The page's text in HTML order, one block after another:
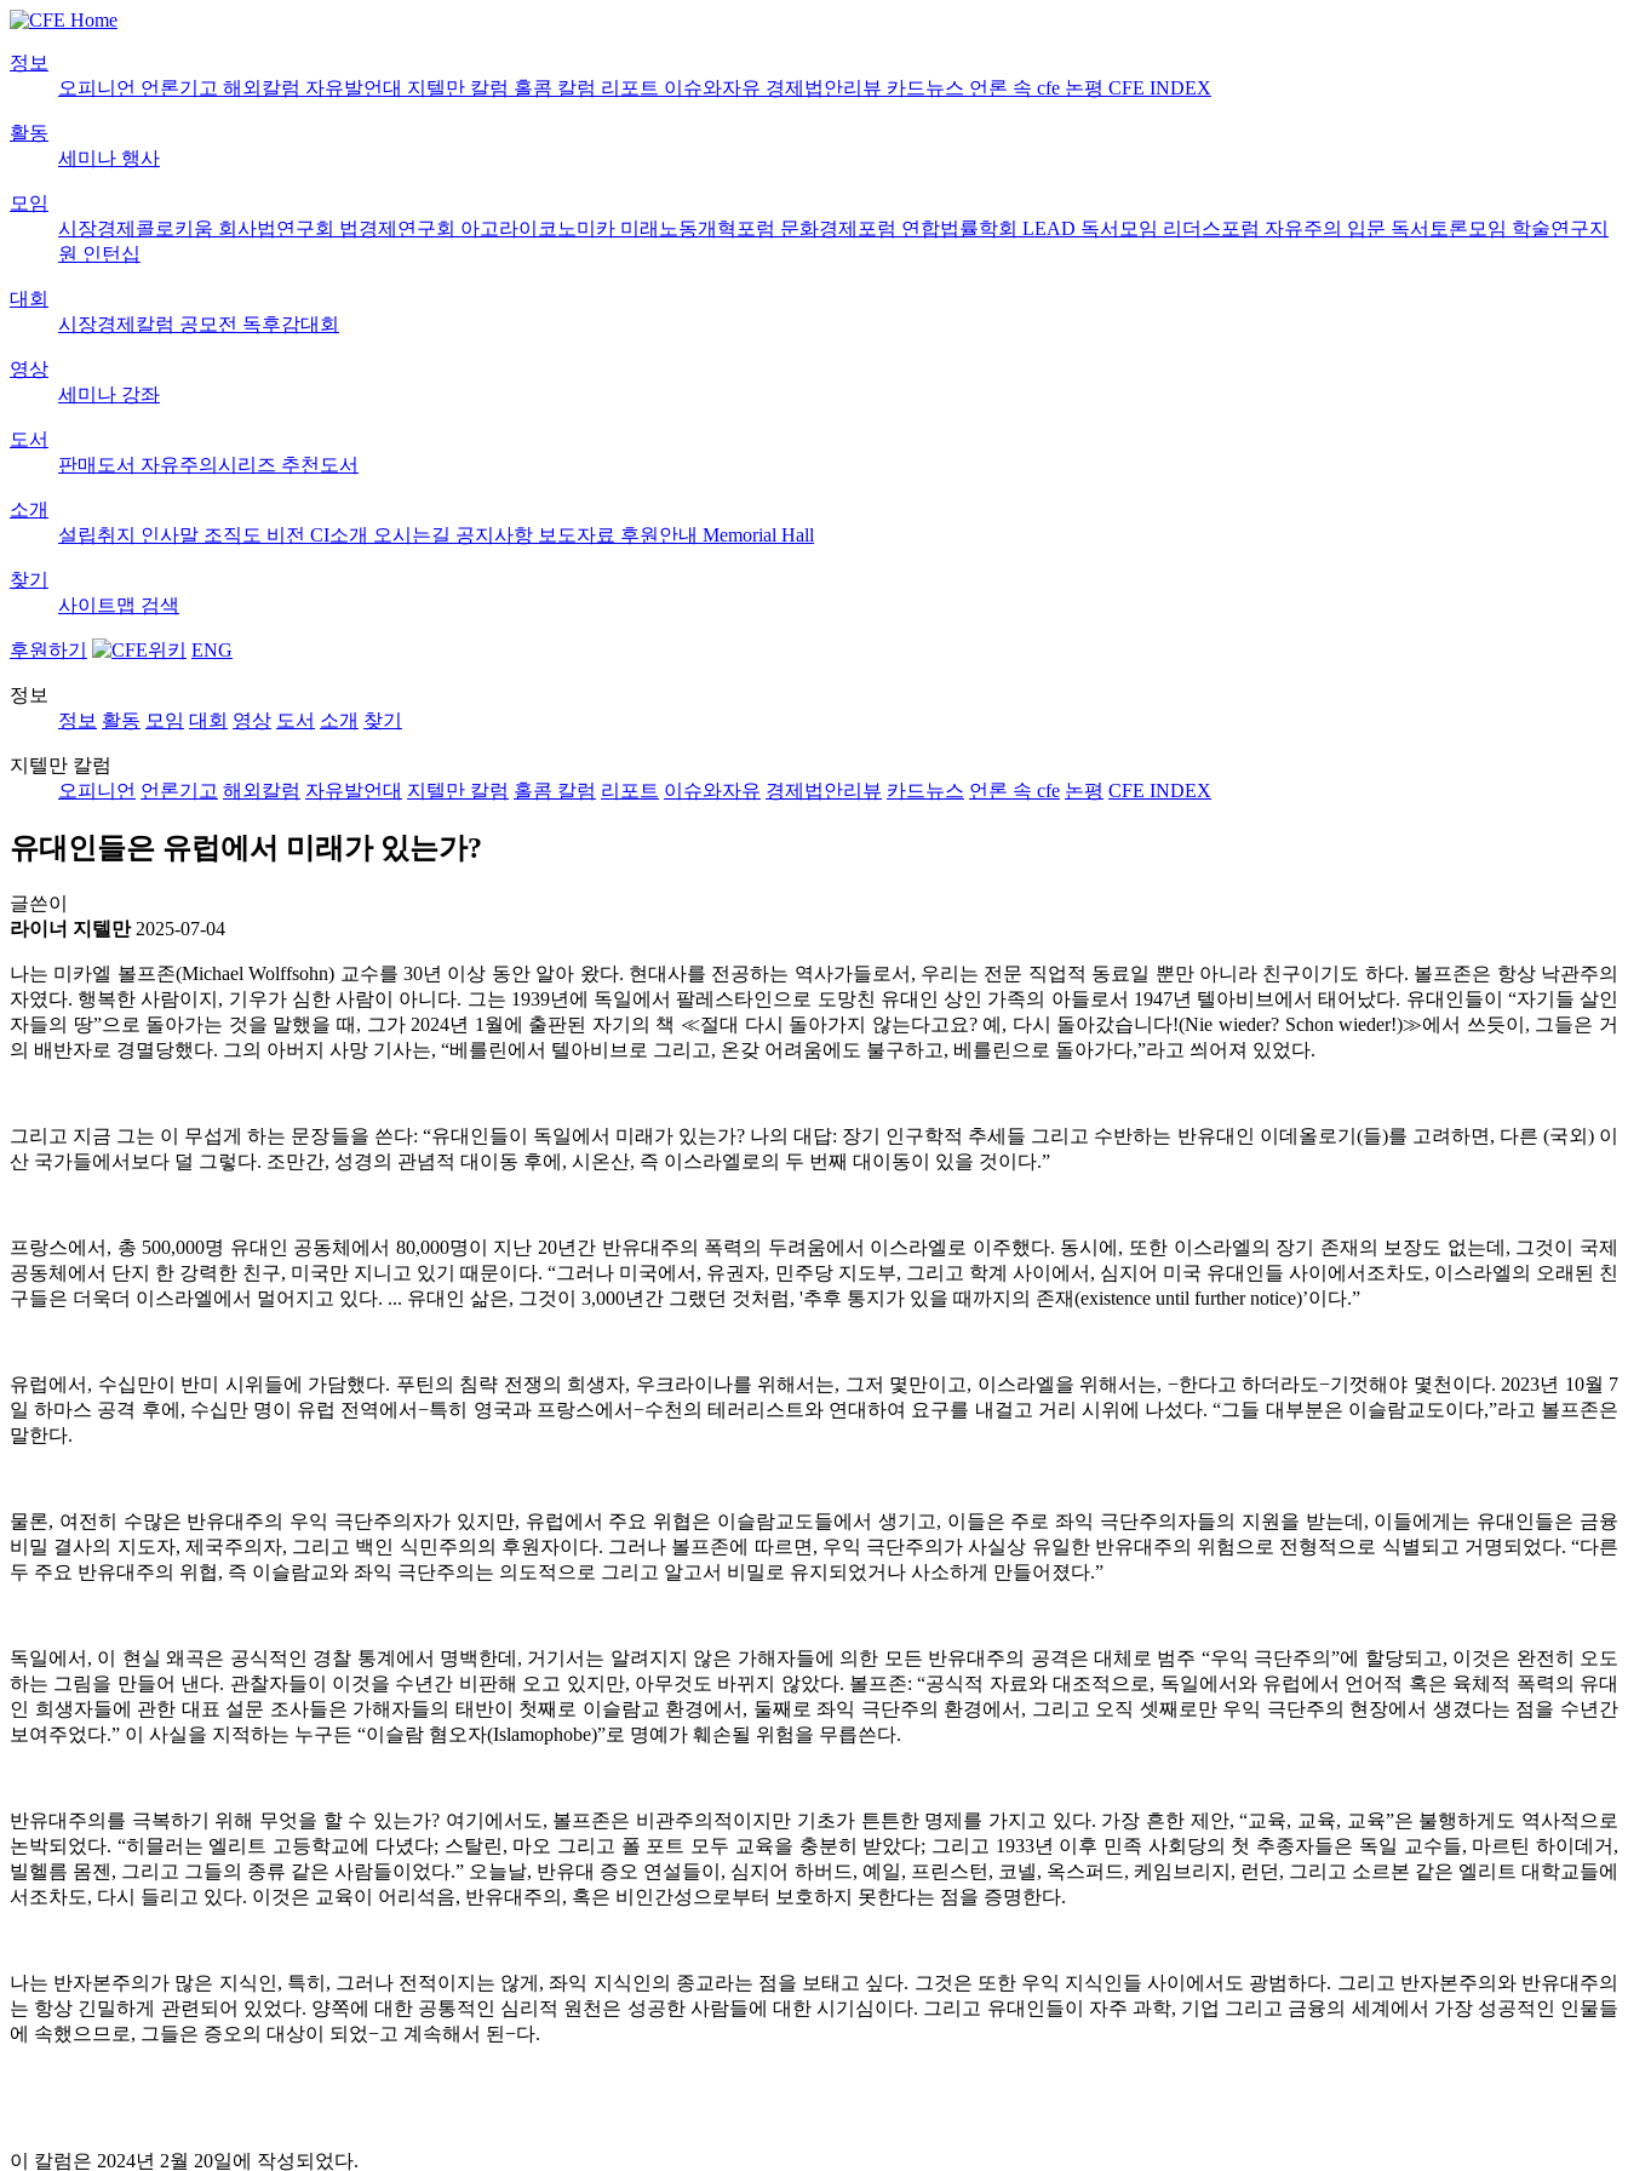
정보
오피니언 언론기고 해외칼럼 자유발언대 지텔만 칼럼 홀콤 칼럼 리포트 이슈와자유 경제법안리뷰 카드뉴스 언론 속 cfe 논평 CFE INDEX
활동
세미나 행사
모임
시장경제콜로키움 회사법연구회 법경제연구회 아고라이코노미카 미래노동개혁포럼 문화경제포럼 연합법률학회 LEAD 독서모임 리더스포럼 자유주의 입문 독서토론모임 학술연구지
원 인턴십
대회
시장경제칼럼 공모전 독후감대회
영상
세미나 강좌
도서
판매도서 자유주의시리즈 추천도서
소개
설립취지 인사말 조직도 비전 CI소개 오시는길 공지사항 보도자료 후원안내 Memorial Hall
찾기
사이트맵 검색
후원하기 ENG
정보
정보 활동 모임 대회 영상 도서 소개 찾기
지텔만 칼럼
오피니언 언론기고 해외칼럼 자유발언대 지텔만 칼럼 홀콤 칼럼 리포트 이슈와자유 경제법안리뷰 카드뉴스 언론 속 cfe 논평 CFE INDEX
유대인들은 유럽에서 미래가 있는가?
글쓴이
라이너 지텔만 2025-07-04
나는 미카엘 볼프존(Michael Wolffsohn) 교수를 30년 이상 동안 알아 왔다. 현대사를 전공하는 역사가들로서, 우리는 전문 직업적 동료일 뿐만 아니라 친구이기도 하다. 볼프존은 항상 낙관주의
자였다. 행복한 사람이지, 기우가 심한 사람이 아니다. 그는 1939년에 독일에서 팔레스타인으로 도망친 유대인 상인 가족의 아들로서 1947년 텔아비브에서 태어났다. 유대인들이 “자기들 살인
자들의 땅”으로 돌아가는 것을 말했을 때, 그가 2024년 1월에 출판된 자기의 책 ≪절대 다시 돌아가지 않는다고요? 예, 다시 돌아갔습니다!(Nie wieder? Schon wieder!)≫에서 쓰듯이, 그들은 거
의 배반자로 경멸당했다. 그의 아버지 사망 기사는, “베를린에서 텔아비브로 그리고, 온갖 어려움에도 불구하고, 베를린으로 돌아가다,”라고 씌어져 있었다.
그리고 지금 그는 이 무섭게 하는 문장들을 쓴다: “유대인들이 독일에서 미래가 있는가? 나의 대답: 장기 인구학적 추세들 그리고 수반하는 반유대인 이데올로기(들)를 고려하면, 다른 (국외) 이
산 국가들에서보다 덜 그렇다. 조만간, 성경의 관념적 대이동 후에, 시온산, 즉 이스라엘로의 두 번째 대이동이 있을 것이다.”
프랑스에서, 총 500,000명 유대인 공동체에서 80,000명이 지난 20년간 반유대주의 폭력의 두려움에서 이스라엘로 이주했다. 동시에, 또한 이스라엘의 장기 존재의 보장도 없는데, 그것이 국제
공동체에서 단지 한 강력한 친구, 미국만 지니고 있기 때문이다. “그러나 미국에서, 유권자, 민주당 지도부, 그리고 학계 사이에서, 심지어 미국 유대인들 사이에서조차도, 이스라엘의 오래된 친
구들은 더욱더 이스라엘에서 멀어지고 있다. ... 유대인 삶은, 그것이 3,000년간 그랬던 것처럼, '추후 통지가 있을 때까지의 존재(existence until further notice)’이다.”
유럽에서, 수십만이 반미 시위들에 가담했다. 푸틴의 침략 전쟁의 희생자, 우크라이나를 위해서는, 그저 몇만이고, 이스라엘을 위해서는, −한다고 하더라도−기껏해야 몇천이다. 2023년 10월 7
일 하마스 공격 후에, 수십만 명이 유럽 전역에서−특히 영국과 프랑스에서−수천의 테러리스트와 연대하여 요구를 내걸고 거리 시위에 나섰다. “그들 대부분은 이슬람교도이다,”라고 볼프존은
말한다.
물론, 여전히 수많은 반유대주의 우익 극단주의자가 있지만, 유럽에서 주요 위협은 이슬람교도들에서 생기고, 이들은 주로 좌익 극단주의자들의 지원을 받는데, 이들에게는 유대인들은 금융
비밀 결사의 지도자, 제국주의자, 그리고 백인 식민주의의 후원자이다. 그러나 볼프존에 따르면, 우익 극단주의가 사실상 유일한 반유대주의 위험으로 전형적으로 식별되고 거명되었다. “다른
두 주요 반유대주의 위협, 즉 이슬람교와 좌익 극단주의는 의도적으로 그리고 알고서 비밀로 유지되었거나 사소하게 만들어졌다.”
독일에서, 이 현실 왜곡은 공식적인 경찰 통계에서 명백한데, 거기서는 알려지지 않은 가해자들에 의한 모든 반유대주의 공격은 대체로 범주 “우익 극단주의”에 할당되고, 이것은 완전히 오도
하는 그림을 만들어 낸다. 관찰자들이 이것을 수년간 비판해 오고 있지만, 아무것도 바뀌지 않았다. 볼프존: “공식적 자료와 대조적으로, 독일에서와 유럽에서 언어적 혹은 육체적 폭력의 유대
인 희생자들에 관한 대표 설문 조사들은 가해자들의 태반이 첫째로 이슬람교 환경에서, 둘째로 좌익 극단주의 환경에서, 그리고 오직 셋째로만 우익 극단주의 현장에서 생겼다는 점을 수년간
보여주었다.” 이 사실을 지적하는 누구든 “이슬람 혐오자(Islamophobe)”로 명예가 훼손될 위험을 무릅쓴다.
반유대주의를 극복하기 위해 무엇을 할 수 있는가? 여기에서도, 볼프존은 비관주의적이지만 기초가 튼튼한 명제를 가지고 있다. 가장 흔한 제안, “교육, 교육, 교육”은 불행하게도 역사적으로
논박되었다. “히믈러는 엘리트 고등학교에 다녔다; 스탈린, 마오 그리고 폴 포트 모두 교육을 충분히 받았다; 그리고 1933년 이후 민족 사회당의 첫 추종자들은 독일 교수들, 마르틴 하이데거,
빌헬름 몸젠, 그리고 그들의 종류 같은 사람들이었다.” 오늘날, 반유대 증오 연설들이, 심지어 하버드, 예일, 프린스턴, 코넬, 옥스퍼드, 케임브리지, 런던, 그리고 소르본 같은 엘리트 대학교들에
서조차도, 다시 들리고 있다. 이것은 교육이 어리석음, 반유대주의, 혹은 비인간성으로부터 보호하지 못한다는 점을 증명한다.
나는 반자본주의가 많은 지식인, 특히, 그러나 전적이지는 않게, 좌익 지식인의 종교라는 점을 보태고 싶다. 그것은 또한 우익 지식인들 사이에서도 광범하다. 그리고 반자본주의와 반유대주의
는 항상 긴밀하게 관련되어 있었다. 양쪽에 대한 공통적인 심리적 원천은 성공한 사람들에 대한 시기심이다. 그리고 유대인들이 자주 과학, 기업 그리고 금융의 세계에서 가장 성공적인 인물들
에 속했으므로, 그들은 증오의 대상이 되었−고 계속해서 된−다.
이 칼럼은 2024년 2월 20일에 작성되었다.